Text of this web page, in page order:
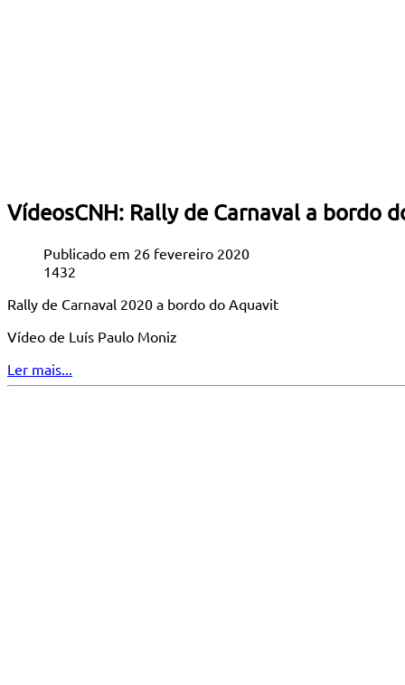
VídeosCNH: Rally de Carnaval a bordo
Publicado em 26 fevereiro 2020
1432
Rally de Carnaval 2020 a bordo do Aquavit
Vídeo de Luís Paulo Moniz
Ler mais...